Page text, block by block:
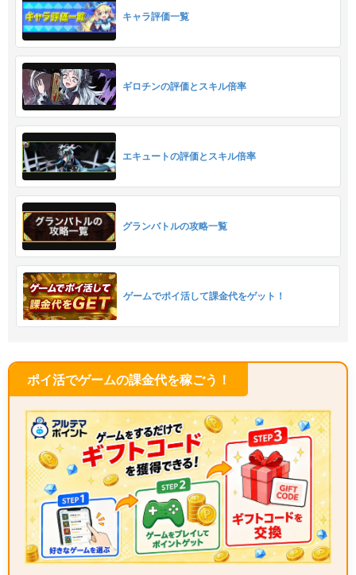
キャラ評価一覧
ギロチンの評価とスキル倍率
エキュートの評価とスキル倍率
グランバトルの攻略一覧
ゲームでポイ活して課金代をゲット！
ポイ活でゲームの課金代を稼ごう！